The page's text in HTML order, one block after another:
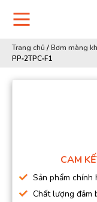
Trang chủ /Bơm màng
PP‐2TPC‐F1
CAM
Sản phẩm chính
Chất lượng đảm